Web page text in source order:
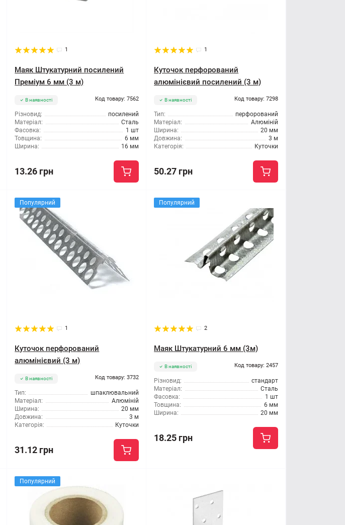
1
Маяк Штукатурний посилений
Преміум 6 мм (3 м)
В наявності Код товару: 7562
Різновид:
посилений
Матеріал:
Сталь
Фасовка:
1 шт
Товщина:
6 мм
Ширина:
16 мм
13.26 грн
1
Куточок перфорований
алюмінієвий посилений (3 м)
В наявності Код товару: 7298
Тип:
перфорований
Матеріал:
Алюміній
Ширина:
20 мм
Довжина:
3 м
Категорія:
Куточки
50.27 грн
Популярний
1
Куточок перфорований
алюмінієвий (3 м)
В наявності Код товару: 3732
Тип:
шпаклювальний
Матеріал:
Алюміній
Ширина:
20 мм
Довжина:
3 м
Категорія:
Куточки
31.12 грн
Популярний
2
Маяк Штукатурний 6 мм (3м)
В наявності Код товару: 2457
Різновид:
стандарт
Матеріал:
Сталь
Фасовка:
1 шт
Товщина:
6 мм
Ширина:
20 мм
18.25 грн
Популярний